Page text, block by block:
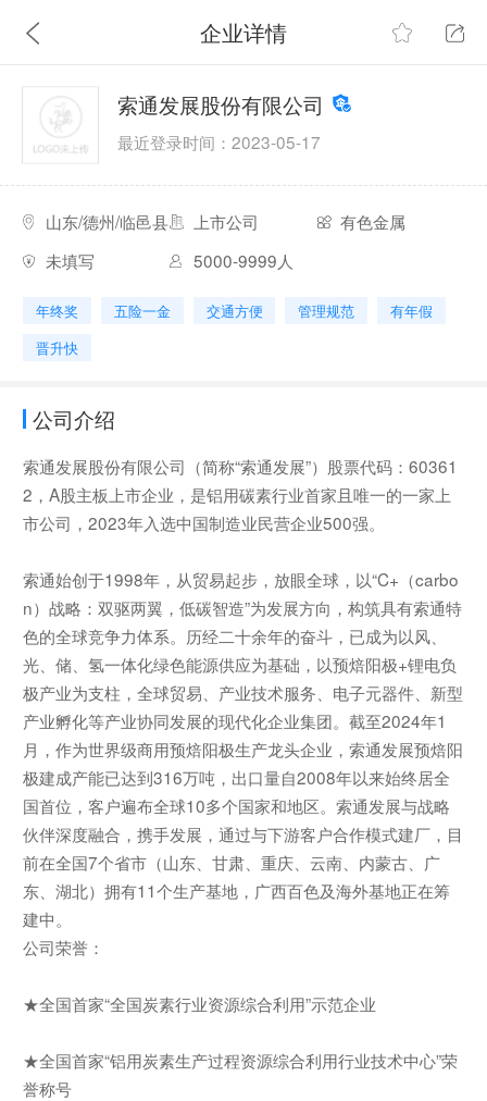
企业详情
索通发展股份有限公司
最近登录时间：2023-05-17
山东/德州/临邑县 上市公司
有色金属
未填写
5000-9999人
年终奖 五险一金 交通方便 管理规范
有年假
晋升快
公司介绍
索通发展股份有限公司（简称“索通发展”）股票代码：60361
2，A股主板上市企业，是铝用碳素行业首家且唯一的一家上
市公司，2023年入选中国制造业民营企业500强。
索通始创于1998年，从贸易起步，放眼全球，以“C+（carbo
n）战略：双驱两翼，低碳智造”为发展方向，构筑具有索通特
色的全球竞争力体系。历经二十余年的奋斗，已成为以风、
光、储、氢一体化绿色能源供应为基础，以预焙阳极+锂电负
极产业为支柱，全球贸易、产业技术服务、电子元器件、新型
产业孵化等产业协同发展的现代化企业集团。截至2024年1
月，作为世界级商用预焙阳极生产龙头企业，索通发展预焙阳
极建成产能已达到316万吨，出口量自2008年以来始终居全
国首位，客户遍布全球10多个国家和地区。索通发展与战略
伙伴深度融合，携手发展，通过与下游客户合作模式建厂，目
前在全国7个省市（山东、甘肃、重庆、云南、内蒙古、广
东、湖北）拥有11个生产基地，广西百色及海外基地正在筹
建中。
公司荣誉：
★全国首家“全国炭素行业资源综合利用”示范企业
★全国首家“铝用炭素生产过程资源综合利用行业技术中心”荣
誉称号